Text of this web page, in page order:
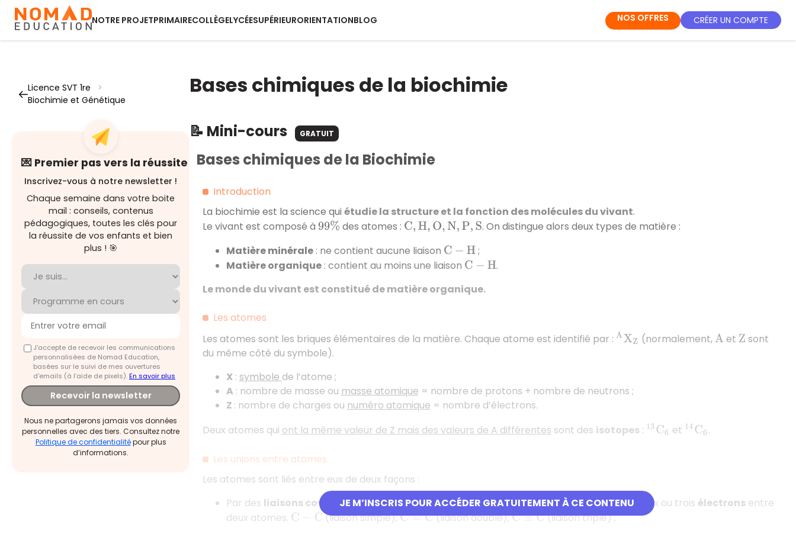
NOTRE PROJETPRIMAIRECOLLÈGELYCÉESUPÉRIEURORIENTATIONBLOG NOS OFFRES CRÉER UN COMPTE
Licence SVT 1re
>
Biochimie et Génétique
💌 Premier pas vers la réussite
Inscrivez-vous à notre newsletter !
Chaque semaine dans votre boite
mail : conseils, contenus
pédagogiques, toutes les clés pour
la réussite de vos enfants et bien
plus ! 🎯
J'accepte de recevoir les communications
personnalisées de Nomad Education,
basées sur le suivi de mes ouvertures
d'emails (à l’aide de pixels).En savoir plus
Recevoir la newsletter
Nous ne partagerons jamais vos données
personnelles avec des tiers. Consultez notre
Politique de confidentialitépour plus
d’informations.
Bases chimiques de la biochimie
📝 Mini-cours GRATUIT
JE M’INSCRIS POUR ACCÉDER GRATUITEMENT À CE CONTENU
Bases chimiques de la Biochimie
Introduction
La biochimie est la science quiétudie la structure et la fonction des molécules du vivant.
Le vivant est composé à 99% des atomes : C,H,O, N,P,S
. On distingue alors deux types de matière :
Matière minérale: ne contient aucune liaison C−H
;
Matière organique: contient au moins une liaison C− H
.
Le monde du vivant est constitué de matière organique.
Les atomes
Les atomes sont les briques élémentaires de la matière. Chaque atome est identifié par : AXZ (normalement, A et Z sont
du même côté du symbole).
X: symbole de l’atome ;
A : nombre de masse ou masse atomique = nombre de protons + nombre de neutrons ;
Z : nombre de charges ou numéro atomique = nombre d’électrons.
Deux atomes qui ont la même valeur de Z mais des valeurs de A différentes sont des isotopes: 13C6 et 14 C6.
Les unions entre atomes
Les atomes sont liés entre eux de deux façons :
Par des liaisons covalentes:liaison stable et durable par la mise en commund’un, deux ou trois électronsentre
deux atomes. C− (liaison simple),C=C (liaison double),C≡C
(liaison triple) ;